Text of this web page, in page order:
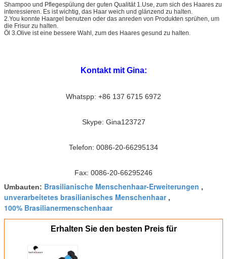
Shampoo und Pflegespülung der guten Qualität 1.Use, zum sich des Haares zu
interessieren. Es ist wichtig, das Haar weich und glänzend zu halten.
2.You konnte Haargel benutzen oder das anreden von Produkten sprühen, um
die Frisur zu halten.
Öl 3.Olive ist eine bessere Wahl, zum des Haares gesund zu halten.
Kontakt mit Gina:
Whatspp: +86 137 6715 6972
Skype: Gina123727
Telefon: 0086-20-66295134
Fax: 0086-20-66295246
Umbauten: Brasilianische Menschenhaar-Erweiterungen ,
unverarbeitetes brasilianisches Menschenhaar,
100% Brasilianermenschenhaar
Erhalten Sie den besten Preis für